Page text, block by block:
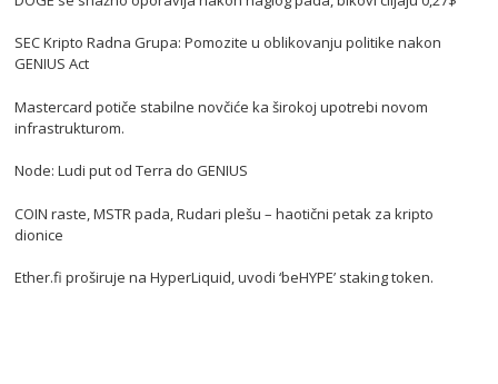
SEC Kripto Radna Grupa: Pomozite u oblikovanju politike nakon
GENIUS Act
Mastercard potiče stabilne novčiće ka širokoj upotrebi novom
infrastrukturom.
Node: Ludi put od Terra do GENIUS
COIN raste, MSTR pada, Rudari plešu – haotični petak za kripto
dionice
Ether.fi proširuje na HyperLiquid, uvodi ‘beHYPE’ staking token.